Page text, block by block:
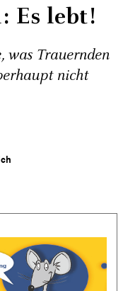
Es lebt!
was Trauernden
nicht